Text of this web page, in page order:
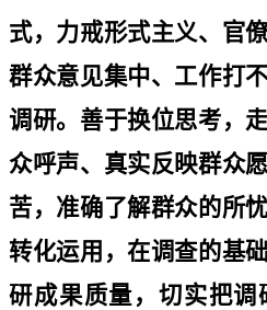
式，力戒形式主义、官
群众意见集中、工作打
调研。善于换位思考，
众呼声、真实反映群众
苦，准确了解群众的所
转化运用，在调查的基
研成果质量，切实把调